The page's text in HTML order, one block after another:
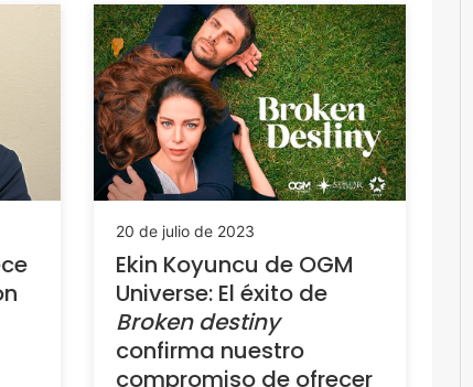
20 de julio de 2023
Ekin Koyuncu de OGM
Universe: El éxito de
Broken destiny
confirma nuestro
compromiso de ofrecer